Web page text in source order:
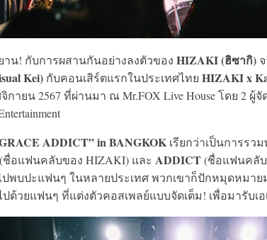
น! กับการผสานกันอย่างลงตัวของ HIZAKI (ฮิซากิ)
Kei) กับคอนเสิร์ตแรกในประเทศไทย HIZAKI x
ายน 2567 ที่ผ่านมา ณ Mr.FOX Live House โดย 2 ผู้
ADDICT” in BANGKOK เรียกว่าเป็นการรว
(ชื่อแฟนคลับของ HIZAKI) และ ADDICT(ชื่อแฟนคลับ
ปพบปะแฟนๆ ในหลายประเทศ พวกเขาก็ปักหมุดหมา
ด้วยแฟนๆ ที่แต่งตัวคอสเพลย์แบบจัดเต็ม! เพื่อมารับ